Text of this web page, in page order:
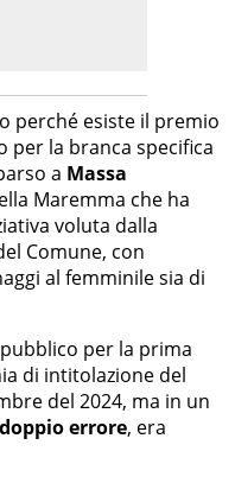
perché esiste il premio
per la branca specifica
a Massa
Maremma che ha
voluta dalla
Comune, con
al femminile sia di
per la prima
di intitolazione del
del 2024, ma in un
doppio errore, era